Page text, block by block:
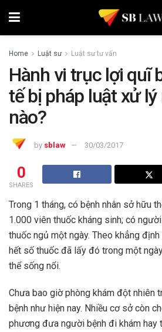
Home Luật sư Luật sư tư vấn
Hành vi trục lợi quĩ
tế bị pháp luật xử
nào?
by sblaw 30/03/2017
0
SHARES
Trong 1 tháng, có bệnh nhân sở hữu
1.000 viên thuốc kháng sinh; có
thuốc ngủ một ngày. Theo khẳng
hết số thuốc đã lấy đó trong một
thể sống nổi.
Chưa bao giờ phòng khám đột nhiên
bệnh như hiện nay. Nhiều cơ sở còn
phương đưa người bệnh đi khám hay